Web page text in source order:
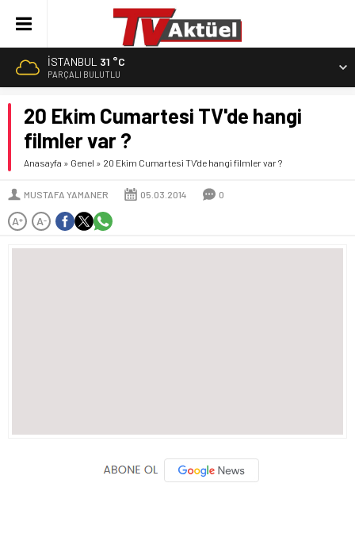
İSTANBUL 31 °C
PARÇALI BULUTLU
20 Ekim Cumartesi TV'de hangi
filmler var ?
Anasayfa » Genel » 20 Ekim Cumartesi TV'de hangi filmler var ?
MUSTAFA YAMANER 05.03.2014 0
A+ A-